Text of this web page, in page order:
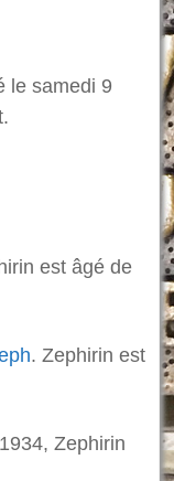
le samedi 9
est âgé de
. Zephirin est
Zephirin